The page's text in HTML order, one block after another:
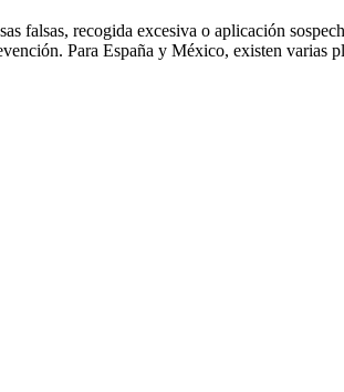
falsas, recogida excesiva o aplicación
Para España y México, existen varias